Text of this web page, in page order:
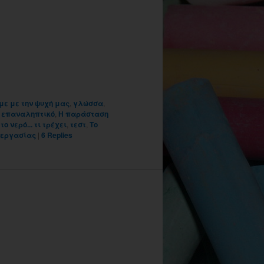
με την ψυχή μας, γλώσσα,
επαναληπτικό, Η παράσταση
νερό... τι τρέχει, τεστ, Το
| 6 Replies